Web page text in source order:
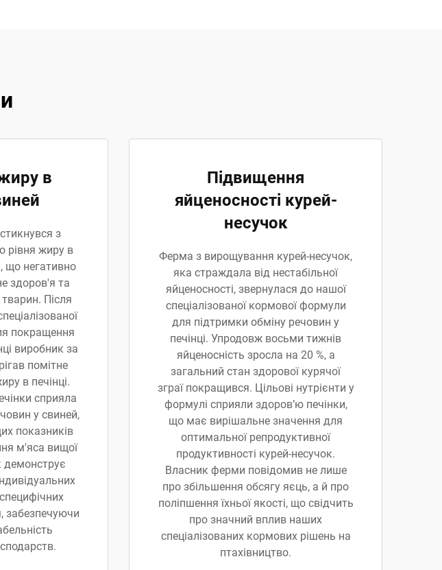
в
з
рівня жиру в
що негативно
здоров'я та
Після
покращення
виробник за
помітне
в печінці.
сприяла
у свиней,
показників
м'яса вищої
демонструє
забезпечуючи
Підвищення
яйценосності курей-
несучок
Ферма з вирощування курей-несучок,
яка страждала від нестабільної
яйценосності, звернулася до нашої
спеціалізованої кормової формули
для підтримки обміну речовин у
печінці. Упродовж восьми тижнів
яйценосність зросла на 20 %, а
загальний стан здорової курячої
зграї покращився. Цільові нутрієнти у
формулі сприяли здоров’ю печінки,
що має вирішальне значення для
оптимальної репродуктивної
продуктивності курей-несучок.
Власник ферми повідомив не лише
про збільшення обсягу яєць, а й про
поліпшення їхньої якості, що свідчить
про значний вплив наших
спеціалізованих кормових рішень на
птахівництво.